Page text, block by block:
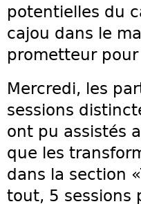
potentielles du
cajou dans le
prometteur
Mercredi, les
sessions
ont pu assistés
que les
dans la section
tout, 5 sessions